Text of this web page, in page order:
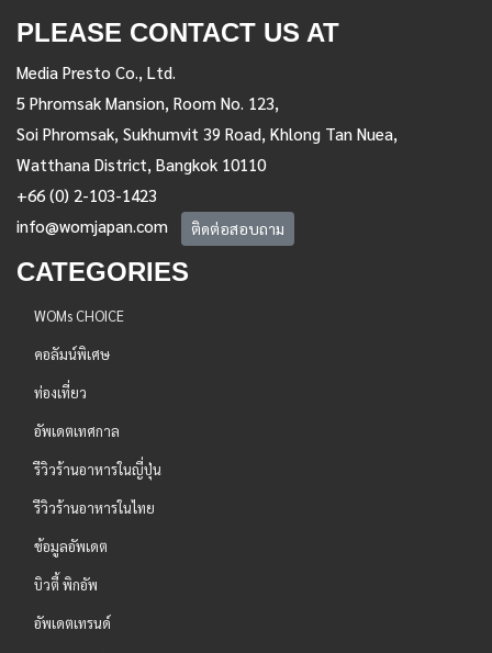
PLEASE CONTACT US AT
Media Presto Co., Ltd.
5 Phromsak Mansion, Room No. 123,
Soi Phromsak, Sukhumvit 39 Road, Khlong Tan Nuea,
Watthana District, Bangkok 10110
+66 (0) 2-103-1423
info@womjapan.com
ติดต่อสอบถาม
CATEGORIES
WOMs CHOICE
คอลัมน์พิเศษ
ท่องเที่ยว
อัพเดตเทศกาล
รีวิวร้านอาหารในญี่ปุ่น
รีวิวร้านอาหารในไทย
ข้อมูลอัพเดต
บิวตี้ พิกอัพ
อัพเดตเทรนด์